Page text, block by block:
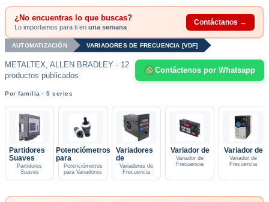
¿No encuentras lo que buscas?
Lo importamos para ti en una semana
Contáctanos →
AUTOMATIZACIÓN VARIADORES DE FRECUENCIA [VDF]
METALTEX, ALLEN BRADLEY · 12
productos publicados
Contáctenos por Whatsapp
Por familia · 5 series
Partidores
Suaves
Partidores
Suaves
Potenciómetros
para
Potenciómetros
para Variadores
Variadores
de
Variadores de
Frecuencia
Variador de
Variador de
Frecuencia
Variador de
Variador de
Frecuencia